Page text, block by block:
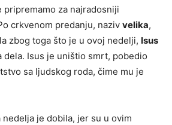
pripremamo za najradosniji
crkvenom predanju, naziv velika,
zbog toga što je u ovoj nedelji, Isus
dela. Isus je uništio smrt, pobedio
sa ljudskog roda, čime mu je
nedelja je dobila, jer su u ovim